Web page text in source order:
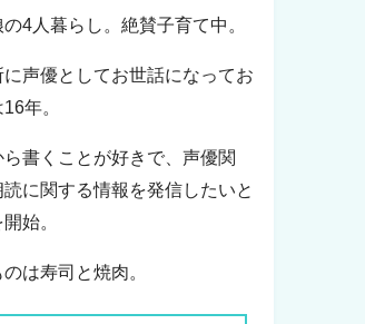
4人暮らし。絶賛子育て中。
に声優としてお世話になってお
年。
書くことが好きで、声優関
に関する情報を発信したいと
始。
は寿司と焼肉。